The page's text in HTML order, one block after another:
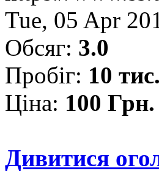
Tue, 05 Apr
Обсяг: 3.0
Пробіг: 10 тис.
Ціна: 100 Грн.
Дивитися